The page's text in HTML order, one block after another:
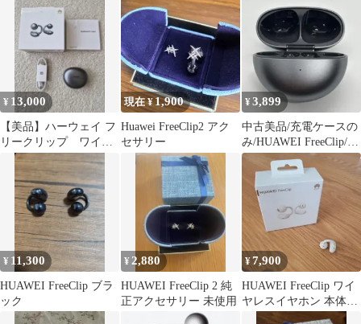
¥ 13,000
【美品】ハーウェイ フ
リークリップ ワイヤ
レスイヤホン
HUAWEI
現在 ¥1,900
Huawei FreeClip2 アク
セサリー
¥3,899
中古美品/充電ケースの
み/HUAWEI FreeClip/ブ
ラック/黒/w
¥ 11,300
HUAWEI FreeClip ブラ
ック
¥ 2,880
HUAWEI FreeClip 2 純
正アクセサリー 未使用
¥7,900
HUAWEI FreeClip ワイ
ヤレスイヤホン 本体の